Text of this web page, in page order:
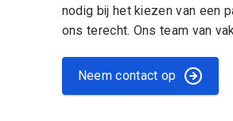
nodig bij het kiezen van een
ons terecht. Ons team van
Neem contact op